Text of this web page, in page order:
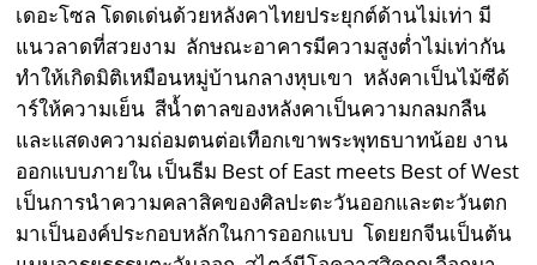
เดอะโซล โดดเด่นด้วยหลังคาไทยประยุกต์ด้านไม่เท่า มี
แนวลาดที่สวยงาม ลักษณะอาคารมีความสูงต่ำไม่เท่ากัน
ทำให้เกิดมิติเหมือนหมู่บ้านกลางหุบเขา หลังคาเป็นไม้ซีด้
าร์ให้ความเย็น สีน้ำตาลของหลังคาเป็นความกลมกลืน
และแสดงความถ่อมตนต่อเทือกเขาพระพุทธบาทน้อย งาน
ออกแบบภายใน เป็นธีม Best of East meets Best of West
เป็นการนำความคลาสิคของศิลปะตะวันออกและตะวันตก
มาเป็นองค์ประกอบหลักในการออกแบบ โดยยกจีนเป็นต้น